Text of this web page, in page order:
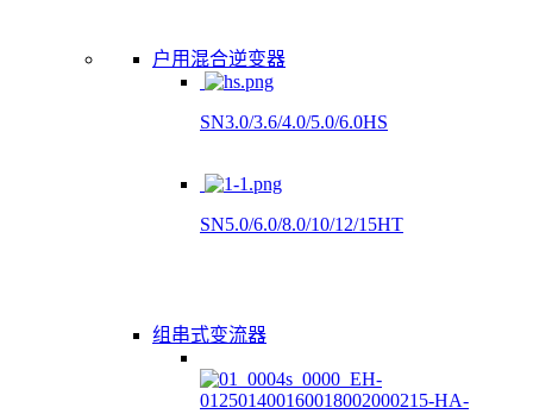
户用混合逆变器
SN3.0/3.6/4.0/5.0/6.0HS
SN5.0/6.0/8.0/10/12/15HT
组串式变流器